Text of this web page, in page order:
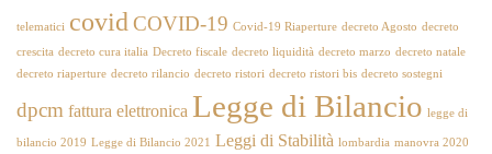
telematici covid COVID-19 Covid-19 Riaperture decreto Agosto decreto
crescita decreto cura italia Decreto fiscale decreto liquidità decreto marzo decreto natale
decreto riaperture decreto rilancio decreto ristori decreto ristori bis decreto sostegni
dpcm fattura elettronica Legge di Bilancio legge di
bilancio 2019 Legge di Bilancio 2021 Leggi di Stabilità lombardia manovra 2020